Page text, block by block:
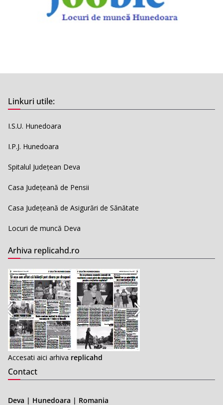
Linkuri utile:
I.S.U. Hunedoara
I.P.J. Hunedoara
Spitalul Județean Deva
Casa Județeană de Pensii
Casa Județeană de Asigurări de Sănătate
Locuri de muncă Deva
Arhiva replicahd.ro
Accesati aici arhiva replicahd
Contact
Deva | Hunedoara | Romania